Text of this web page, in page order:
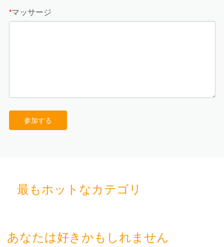
*マッサージ
参加する
最もホットなカテゴリ
あなたは好きかもしれません